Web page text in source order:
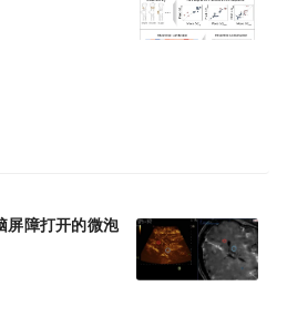
屏障打开的微泡分布